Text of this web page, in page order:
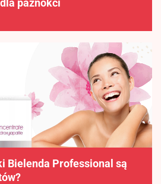
paznokci
Bielenda Professional są